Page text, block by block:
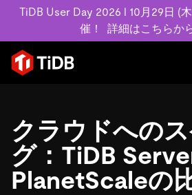
TiDB User Day 2026 l 10月29日 (
催！
詳細はこちらか
プロダクト
MySQL互換の分散データベースで
ラビリティを備え大規模データをリ
ます。
詳細はこちら
ユースケース
事例記事
お客様事例やユーザーによる検証結
リソース
クラウドへの
グ：TiDB
PlanetScaleの